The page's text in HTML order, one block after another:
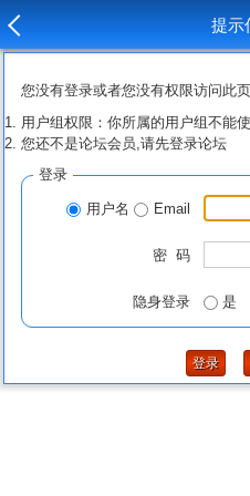
提示
您没有登录或者您没有权限访问此
用户组权限：你所属的用户组不能
您还不是论坛会员,请先登录论坛
登录
用户名 Email
密 码
隐身登录 是